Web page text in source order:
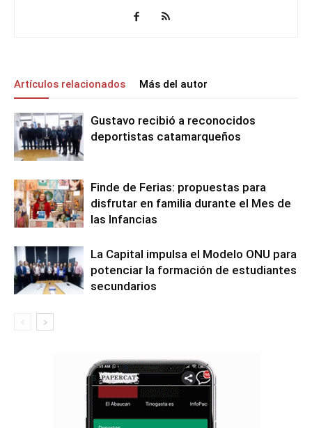
Artículos relacionados Más del autor
Gustavo recibió a reconocidos
deportistas catamarqueños
Finde de Ferias: propuestas para
disfrutar en familia durante el Mes de
las Infancias
La Capital impulsa el Modelo ONU para
potenciar la formación de estudiantes
secundarios